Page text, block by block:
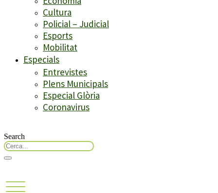
Cultura
Policial – Judicial
Esports
Mobilitat
Especials
Entrevistes
Plens Municipals
Especial Glòria
Coronavirus
Search